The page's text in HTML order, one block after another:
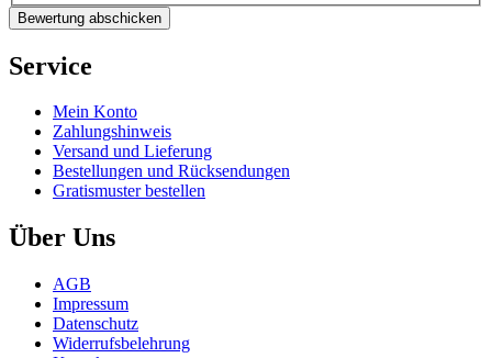
Bewertung abschicken
Service
Mein Konto
Zahlungshinweis
Versand und Lieferung
Bestellungen und Rücksendungen
Gratismuster bestellen
Über Uns
AGB
Impressum
Datenschutz
Widerrufsbelehrung